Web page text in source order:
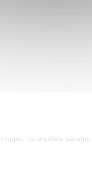
cacahuètes,